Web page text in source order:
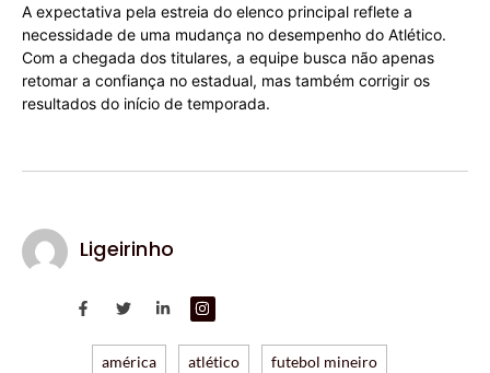
A expectativa pela estreia do elenco principal reflete a
necessidade de uma mudança no desempenho do Atlético.
Com a chegada dos titulares, a equipe busca não apenas
retomar a confiança no estadual, mas também corrigir os
resultados do início de temporada.
Ligeirinho
américa atlético futebol mineiro